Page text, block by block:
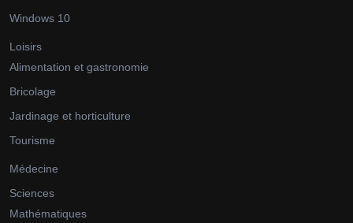
Windows 10
Loisirs
Alimentation et gastronomie
Bricolage
Jardinage et horticulture
Tourisme
Médecine
Sciences
Mathématiques